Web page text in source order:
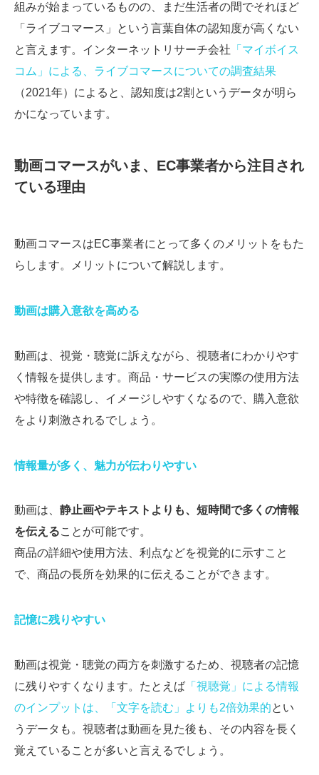
組みが始まっているものの、まだ生活者の間でそれほど
「ライブコマース」という言葉自体の認知度が高くない
と言えます。インターネットリサーチ会社 「マイボイス
コム」による、ライブコマースについての調査結果
（2021年）によると、認知度は2割というデータが明ら
かになっています。
動画コマースがいま、EC事業者から注目され
ている理由
動画コマースはEC事業者にとって多くのメリットをもた
らします。メリットについて解説します。
動画は購入意欲を高める
動画は、視覚・聴覚に訴えながら、視聴者にわかりやす
く情報を提供します。商品・サービスの実際の使用方法
や特徴を確認し、イメージしやすくなるので、購入意欲
をより刺激されるでしょう。
情報量が多く、魅力が伝わりやすい
動画は、 静止画やテキストよりも、短時間で多くの情報
を伝えることが可能です。
商品の詳細や使用方法、利点などを視覚的に示すこと
で、商品の長所を効果的に伝えることができます。
記憶に残りやすい
動画は視覚・聴覚の両方を刺激するため、視聴者の記憶
に残りやすくなります。たとえば 「視聴覚」による情報
のインプットは、「文字を読む」よりも2倍効果的とい
うデータも。視聴者は動画を見た後も、その内容を長く
覚えていることが多いと言えるでしょう。